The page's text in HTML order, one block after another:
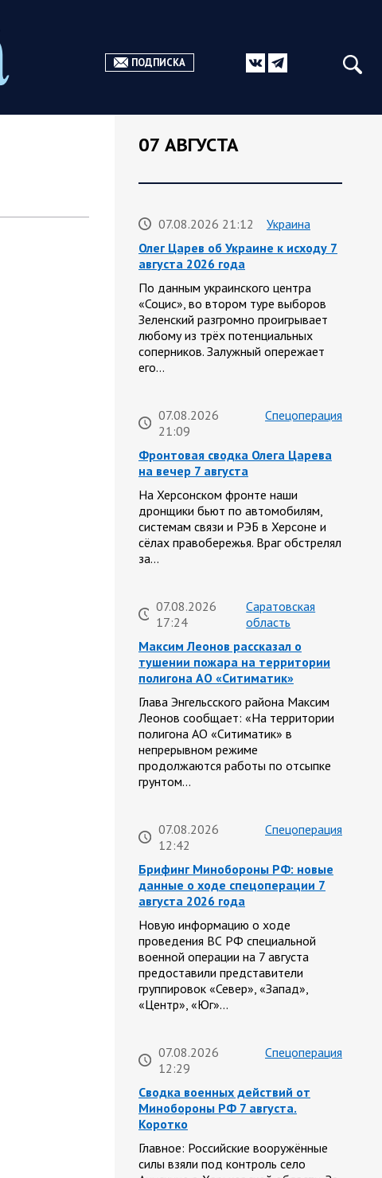
ПОДПИСКА
07 АВГУСТА
07.08.2026 21:12
Украина
Олег Царев об Украине к исходу 7
августа 2026 года
По данным украинского центра
«Социс», во втором туре выборов
Зеленский разгромно проигрывает
любому из трёх потенциальных
соперников. Залужный опережает
его…
07.08.2026
21:09
Спецоперация
Фронтовая сводка Олега Царева
на вечер 7 августа
На Херсонском фронте наши
дронщики бьют по автомобилям,
системам связи и РЭБ в Херсоне и
сёлах правобережья. Враг обстрелял
за…
07.08.2026
17:24
Саратовская
область
Максим Леонов рассказал о
тушении пожара на территории
полигона АО «Ситиматик»
Глава Энгельсского района Максим
Леонов сообщает: «На территории
полигона АО «Ситиматик» в
непрерывном режиме
продолжаются работы по отсыпке
грунтом…
07.08.2026
12:42
Спецоперация
Брифинг Минобороны РФ: новые
данные о ходе спецоперации 7
августа 2026 года
Новую информацию о ходе
проведения ВС РФ специальной
военной операции на 7 августа
предоставили представители
группировок «Север», «Запад»,
«Центр», «Юг»…
07.08.2026
12:29
Спецоперация
Сводка военных действий от
Минобороны РФ 7 августа.
Коротко
Главное: Российские вооружённые
силы взяли под контроль село